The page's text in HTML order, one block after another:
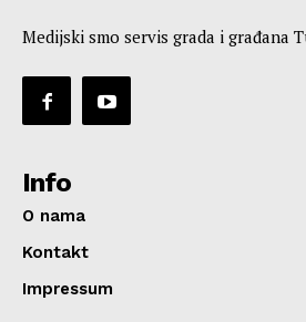
Medijski smo servis grada i građana
Info
O nama
Kontakt
Impressum